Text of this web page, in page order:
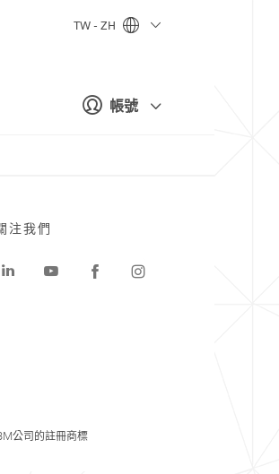
帳號
TW - ZH
注我們
公司的註冊商標